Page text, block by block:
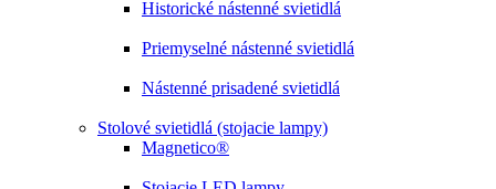
Historické nástenné svietidlá
Priemyselné nástenné svietidlá
Nástenné prisadené svietidlá
Stolové svietidlá (stojacie lampy)
Magnetico®